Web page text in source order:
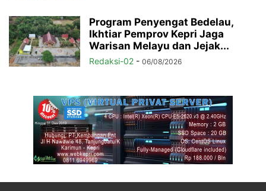
Program Penyengat Bedelau,
Ikhtiar Pemprov Kepri Jaga
Warisan Melayu dan Jejak...
Redaksi-02 - 06/08/2026